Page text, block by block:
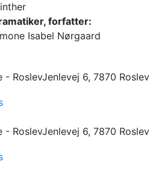
forfatter:
Isabel Nørgaard
- RoslevJenlevej 6, 7870 Roslev
- RoslevJenlevej 6, 7870 Roslev